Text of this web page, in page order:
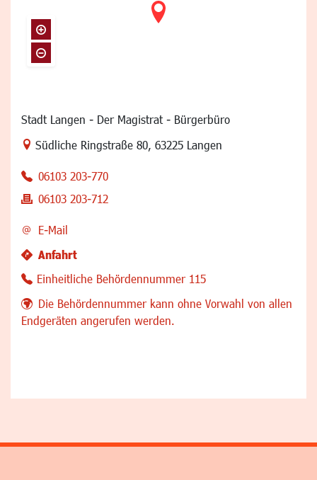
Stadt Langen - Der Magistrat - Bürgerbüro
Link zur Google-Maps Navigation
Südliche Ringstraße 80, 63225 Langen
06103 203-770
06103 203-712
E-Mail
Anfahrt
Einheitliche Behördennummer 115
Die Behördennummer kann ohne Vorwahl von allen
Endgeräten angerufen werden.